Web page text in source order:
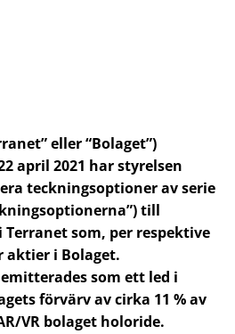
eller “Bolaget”)
april 2021 har styrelsen
teckningsoptioner av serie
till
som, per respektive
aktier i Bolaget.
som ett led i
förvärv av cirka 11 % av
VR bolaget holoride.